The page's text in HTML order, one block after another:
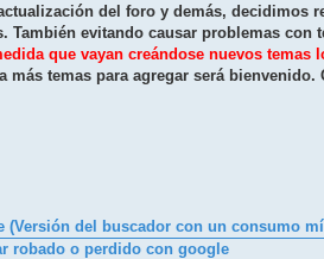
del foro y demás, decidimos
También evitando causar problemas
que vayan creándose nuevos
más temas para agregar será bienvenido.
(Versión del buscador con un consumo
robado o perdido con google